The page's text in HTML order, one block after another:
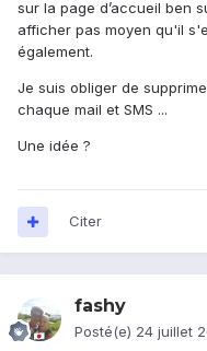
sur la page d’accueil ben
afficher pas moyen qu'il
également.
Je suis obliger de
chaque mail et SMS ...
Une idée ?
Citer
fashy
Posté(e) 24 juillet